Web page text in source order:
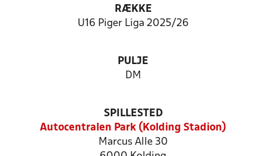
RÆKKE
U16 Piger Liga 2025/26
PULJE
DM
SPILLESTED
Autocentralen Park (Kolding Stadion)
Marcus Alle 30